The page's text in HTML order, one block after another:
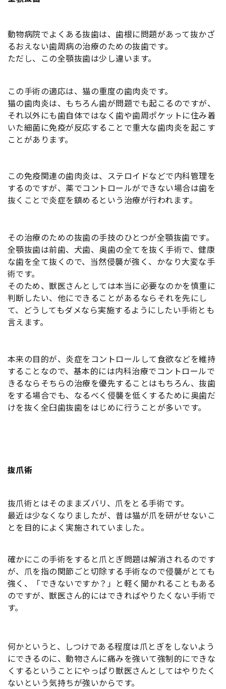
動物病院でよくある抜歯は、歯根に問題があって抜かざ
るおえない歯周病の治療のための抜歯です。
ただし、この全顎抜歯は少し違います。
この手術の適応は、猫の重度の歯肉炎です。
猫の歯肉炎は、もちろん歯が問題でも起こるのですが、
それ以外にも歯自体ではなく歯や歯周ポケットに住み着
いた細菌に免疫が反応することで重大な歯肉炎を起こす
ことがあります。
この免疫関連の歯肉炎は、ステロイドなどで内科管理を
するのですが、薬でコントロールができない場合は歯を
抜くことで炎症を鎮めるという治療が行われます。
その治療のための抜歯の手技のひとつが全顎抜歯です。
全顎抜歯は前歯、犬歯、奥歯の全てを抜く手術で、健康
な歯を全て抜くので、当然侵襲が強く、かなり大変な手
術です。
そのため、獣医さんとしては本当に必要なのかを慎重に
判断したい、他にできることがあるならそれを先にし
て、どうしてもダメなら実施するようにしたい手術とも
言えます。
本来の目的が、炎症をコントロールして食欲などを維持
することなので、基本的には内科治療でコントロールで
きるならそちらの治療を優先することはもちろん、抜歯
をする場合でも、なるべく侵襲を低くするために奥歯だ
けを抜く全臼歯抜歯をはじめに行うことが多いです。
抜爪術
抜爪術とはそのままズバリ、爪をとる手術です。
最近は少なくなりましたが、昔は猫が爪を研がせないこ
とを目的によく実施されていました。
確かにこの手術をすると爪とぎ問題は解消されるのです
が、爪を指の関節ごと切除する手術なので侵襲がとても
強く、「できないですか？」と軽く聞かれることもある
のですが、獣医さん的にはできればやりたくない手術で
す。
何かというと、しつけである程度は爪とぎをしないよう
にできるのに、動物さんに痛みを強いて強制的にできな
くするということにやっぱり獣医さんとしてはやりたく
ないという気持ちが強いからです。